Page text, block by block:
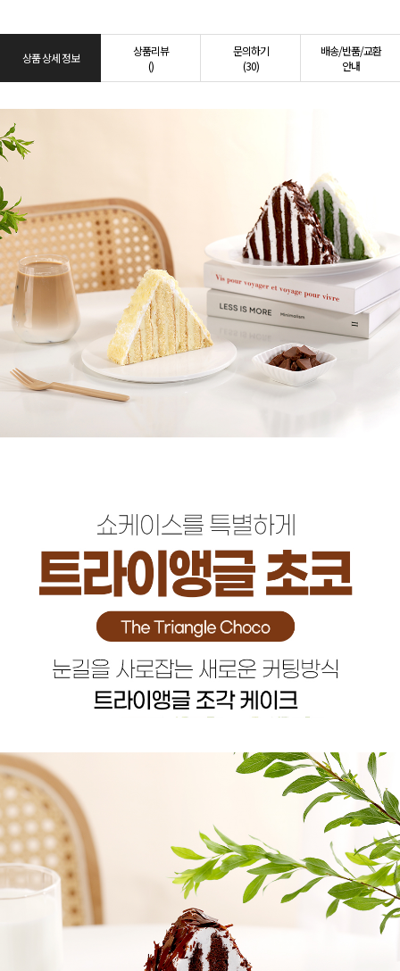
상품 상세 정보
상품리뷰
()
문의하기
(30)
배송/반품/교환
안내